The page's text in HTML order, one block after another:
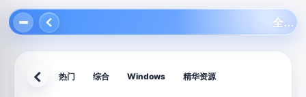
返回 热门 综合 Windows 精华资源
全新猎鹰采样器26版！UVI Falcon v26.0.2 WIN版（含原厂音色库 + UVI Tag Library）